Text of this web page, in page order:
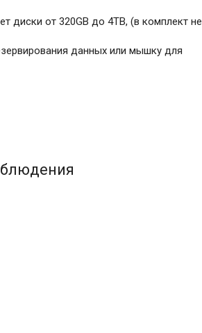
диски от 320GB до 4TB, (в комплект не
данных или мышку для